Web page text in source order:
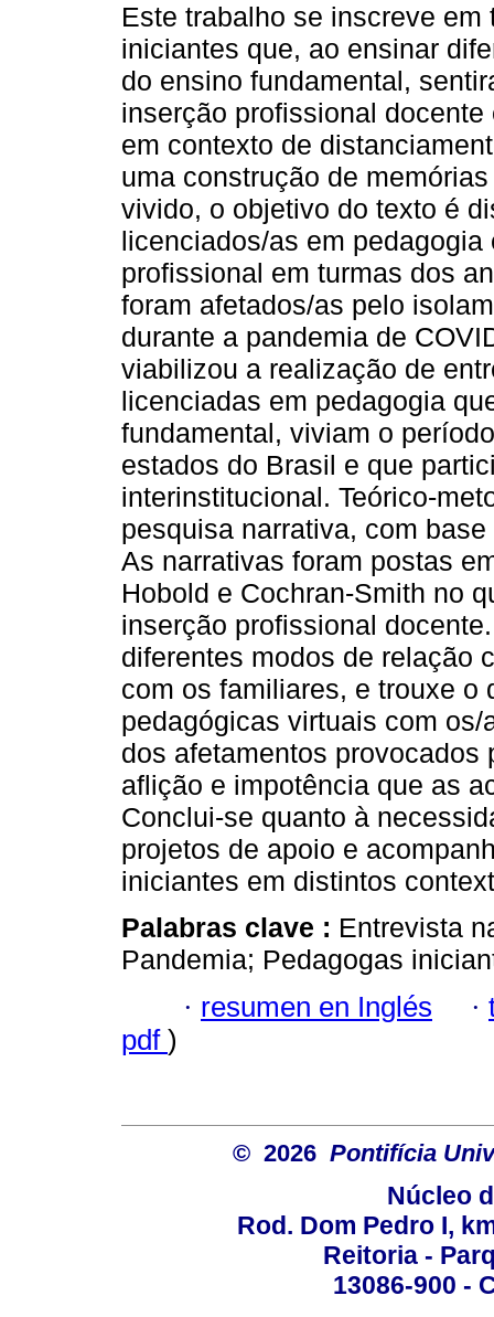
Este trabalho se inscreve
iniciantes que, ao ensinar
do ensino fundamental,
inserção profissional
em contexto de
uma construção de
vivido, o objetivo do texto é
licenciados/as em
profissional em turmas dos
foram afetados/as pelo
durante a pandemia de
viabilizou a realização de
licenciadas em pedagogia
fundamental, viviam o
estados do Brasil e que
interinstitucional. Teórico-
pesquisa narrativa, com
As narrativas foram postas
Hobold e Cochran-Smith no
inserção profissional
diferentes modos de relação
com os familiares, e trouxe o
pedagógicas virtuais com
dos afetamentos
aflição e impotência que as
Conclui-se quanto à
projetos de apoio e
iniciantes em distintos
Palabras clave : Entrevista
Pandemia; Pedagogas
· resumen en Inglés ·
pdf )
© 2026 Pontifícia
Núcleo
Rod. Dom Pedro I,
Reitoria -
13086-900 -